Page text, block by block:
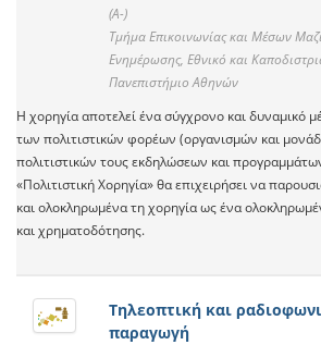
(A-)
Τμήμα Επικοινωνίας και Μέσων
Ενημέρωσης, Εθνικό και
Πανεπιστήμιο Αθηνών
Η χορηγία αποτελεί ένα σύγχρονο και δυναμικό
των πολιτιστικών φορέων (οργανισμών και
πολιτιστικών τους εκδηλώσεων και
«Πολιτιστική Χορηγία» θα επιχειρήσει να
και ολοκληρωμένα τη χορηγία ως ένα
και χρηματοδότησης.
Τηλεοπτική και
παραγωγή